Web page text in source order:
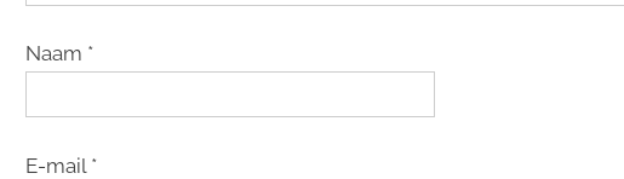
Naam *
E-mail *